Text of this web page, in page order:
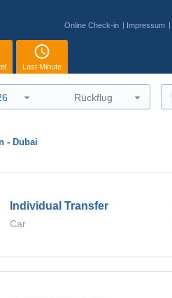
Online Check-in Impressum
Last Minute
- Dubai
Individual Transfer
Car